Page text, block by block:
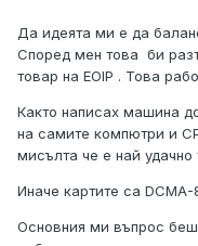
Да идеята ми е да
Според мен това би
товар на EOIP . Това
Както написах машина
на самите компютри и
мисълта че е най
Иначе картите са DCMA-
Основния ми въпрос